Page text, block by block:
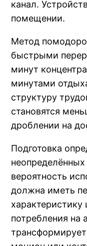
канал.
помещении.
Метод помодоро
быстрыми
минут
минутами
структуру
становятся
дроблении на
Подготовка
вероятность
должна иметь
характеристику
потребления на